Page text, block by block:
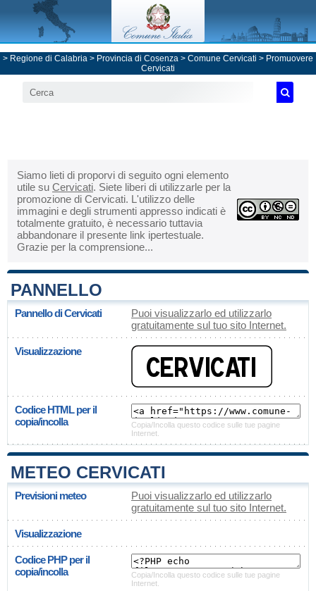
> Regione di Calabria > Provincia di Cosenza > Comune Cervicati > Promuovere
Cervicati
Siamo lieti di proporvi di seguito ogni elemento
utile su Cervicati. Siete liberi di utilizzarle per la
promozione di Cervicati. L'utilizzo delle
immagini e degli strumenti appresso indicati è
totalmente gratuito, è necessario tuttavia
abbandonare il presente link ipertestuale.
Grazie per la comprensione...
PANNELLO
Pannello di Cervicati
Puoi visualizzarlo ed utilizzarlo
gratuitamente sul tuo sito Internet.
Visualizzazione
Codice HTML per il
copia/incolla
Copia/Incolla questo codice sulle tue pagine
Internet.
METEO CERVICATI
Previsioni meteo
Puoi visualizzarlo ed utilizzarlo
gratuitamente sul tuo sito Internet.
Visualizzazione
Codice PHP per il
copia/incolla
Copia/Incolla questo codice sulle tue pagine
Internet.